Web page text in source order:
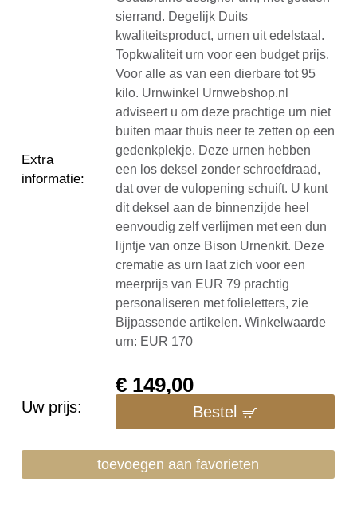
Extra
informatie:
sierrand. Degelijk Duits
kwaliteitsproduct, urnen uit edelstaal.
Topkwaliteit urn voor een budget prijs.
Voor alle as van een dierbare tot 95
kilo. Urnwinkel Urnwebshop.nl
adviseert u om deze prachtige urn niet
buiten maar thuis neer te zetten op een
gedenkplekje. Deze urnen hebben
een los deksel zonder schroefdraad,
dat over de vulopening schuift. U kunt
dit deksel aan de binnenzijde heel
eenvoudig zelf verlijmen met een dun
lijntje van onze Bison Urnenkit. Deze
crematie as urn laat zich voor een
meerprijs van EUR 79 prachtig
personaliseren met folieletters, zie
Bijpassende artikelen. Winkelwaarde
urn: EUR 170
Uw prijs:
€ 149,00
Bestel
toevoegen aan favorieten